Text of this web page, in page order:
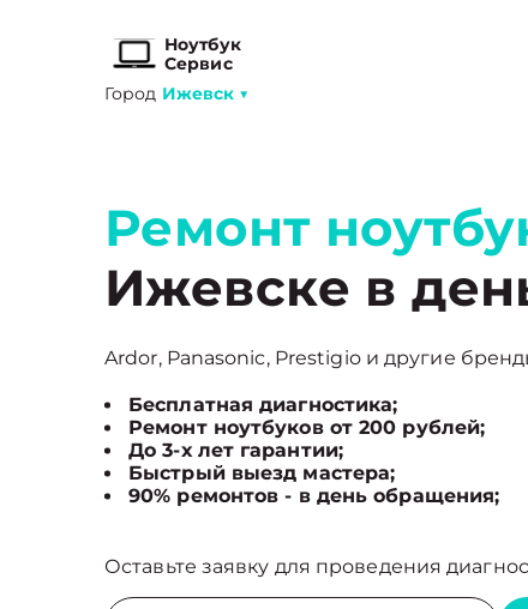
Ноутбук
Сервис
Город Ижевск ▼
Ремонт
Ижевске в
Ardor, Panasonic, Prestigio и другие
Бесплатная диагностика;
Ремонт ноутбуков от 200 рублей;
До 3-х лет гарантии;
Быстрый выезд мастера;
90% ремонтов - в день обращения;
Оставьте заявку для проведения